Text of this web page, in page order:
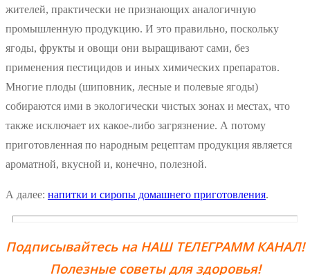
жителей, практически не признающих аналогичную
промышленную продукцию. И это правильно, поскольку
ягоды, фрукты и овощи они выращивают сами, без
применения пестицидов и иных химических препаратов.
Многие плоды (шиповник, лесные и полевые ягоды)
собираются ими в экологически чистых зонах и местах, что
также исключает их какое-либо загрязнение. А потому
приготовленная по народным рецептам продукция является
ароматной, вкусной и, конечно, полезной.
А далее: напитки и сиропы домашнего приготовления.
Подписывайтесь на НАШ ТЕЛЕГРАММ КАНАЛ!
Полезные советы для здоровья!